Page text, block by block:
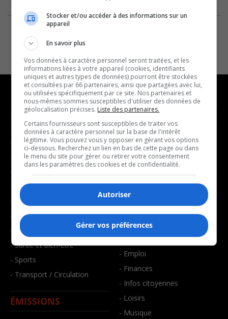
NOUVELLES
- Affaires municipales
- Communauté / Social
- Culture
- Économie
- Éducation
- Environnement
- Faits divers
- Santé et bien-être
- Sports
- Transport / Circulation
ÉMISSIONS
MUSIQUE
- Décompte franco
- Joué récemment
BALADOS
- Art de vivre
- Bien-être
- Emploi
- Finances
- Infos citoyennes
- Loisirs
- Musique
Stocker et/ou accéder à des informations sur un
appareil
En savoir plus
Vos données à caractère personnel seront traitées, et les
informations liées à votre appareil (cookies, identifiants
uniques et autres types de données) pourront être stockées
et consultées par 66 partenaires, ainsi que partagées avec lui,
ou utilisées spécifiquement par ce site. Nos partenaires et
nous-mêmes sommes susceptibles d'utiliser des données de
géolocalisation précises. Liste des partenaires.
Certains fournisseurs sont susceptibles de traiter vos
données à caractère personnel sur la base de l'intérêt
légitime. Vous pouvez vous y opposer en gérant vos options
ci-dessous. Recherchez un lien en bas de cette page ou dans
le menu du site pour gérer ou retirer votre consentement
dans les paramètres des cookies et de confidentialité.
Autoriser
Gérer vos préférences